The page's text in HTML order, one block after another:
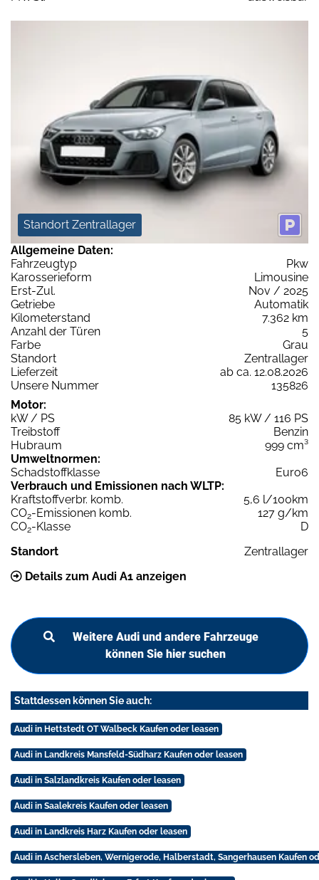
Standort Zentrallager
Allgemeine Daten:
Fahrzeugtyp
Pkw
Karosserieform
Limousine
Erst-Zul.
Nov / 2025
Getriebe
Automatik
Kilometerstand
7.362 km
Anzahl der Türen
5
Farbe
Grau
Standort
Zentrallager
Lieferzeit
ab ca. 12.08.2026
Unsere Nummer
135826
Motor:
kW / PS
85 kW / 116 PS
Treibstoff
Benzin
Hubraum
999 cm³
Umweltnormen:
Schadstoffklasse
Euro6
Verbrauch und Emissionen nach WLTP:
Kraftstoffverbr. komb.
5,6 l/100km
CO2-Emissionen komb.
127 g/km
CO2-Klasse
D
Standort
Zentrallager
Details zum Audi A1 anzeigen
Weitere Audi und andere Fahrzeuge
können Sie hier suchen
Stattdessen können Sie auch:
Audi in Hettstedt OT Walbeck Kaufen oder leasen
Audi in Landkreis Mansfeld-Südharz Kaufen oder leasen
Audi in Salzlandkreis Kaufen oder leasen
Audi in Saalekreis Kaufen oder leasen
Audi in Landkreis Harz Kaufen oder leasen
Audi in Aschersleben, Wernigerode, Halberstadt, Sangerhausen Kaufen